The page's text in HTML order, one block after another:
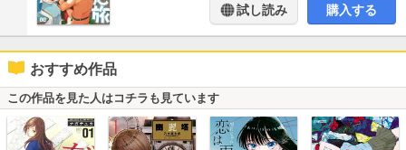
試し読み 購入する
おすすめ作品
この作品を見た人はコチラも見ています